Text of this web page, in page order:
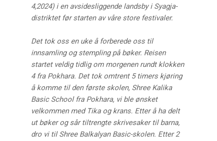
4,2024) i en avsidesliggende landsby i Syagja-
distriktet før starten av våre store festivaler.
Det tok oss en uke å forberede oss til
innsamling og stempling på bøker. Reisen
startet veldig tidlig om morgenen rundt klokken
4 fra Pokhara. Det tok omtrent 5 timers kjøring
å komme til den første skolen, Shree Kalika
Basic School fra Pokhara, vi ble ønsket
velkommen med Tika og krans. Etter å ha delt
ut bøker og sår tiltrengte skrivesaker til barna,
dro vi til Shree Balkalyan Basic-skolen. Etter 2